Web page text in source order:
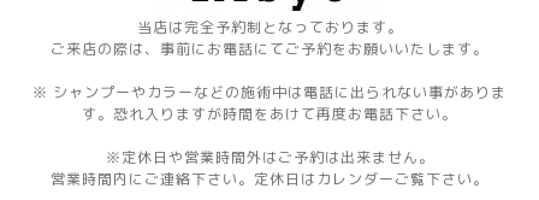
当店は完全予約制となっております。
ご来店の際は、事前にお電話にてご予約をお願いいたします。
※ シャンプーやカラーなどの施術中は電話に出られない事がありま
す。恐れ入りますが時間をあけて再度お電話下さい。
※定休日や営業時間外はご予約は出来ません。
営業時間内にご連絡下さい。定休日はカレンダーご覧下さい。